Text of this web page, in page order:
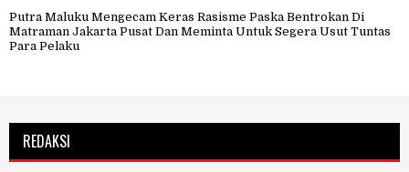
Putra Maluku Mengecam Keras Rasisme Paska Bentrokan Di
Matraman Jakarta Pusat Dan Meminta Untuk Segera Usut Tuntas
Para Pelaku
REDAKSI